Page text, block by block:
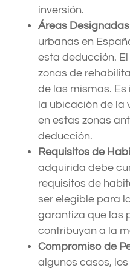
inversión.
Áreas Designadas
urbanas en
esta deducción.
zonas de
de las mismas.
la ubicación de la
en estas zonas
deducción.
Requisitos de
adquirida debe
requisitos de
ser elegible para
garantiza que las
contribuyan a la
Compromiso de
algunos casos,